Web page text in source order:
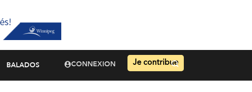
BALADOS CONNEXION Je contribue